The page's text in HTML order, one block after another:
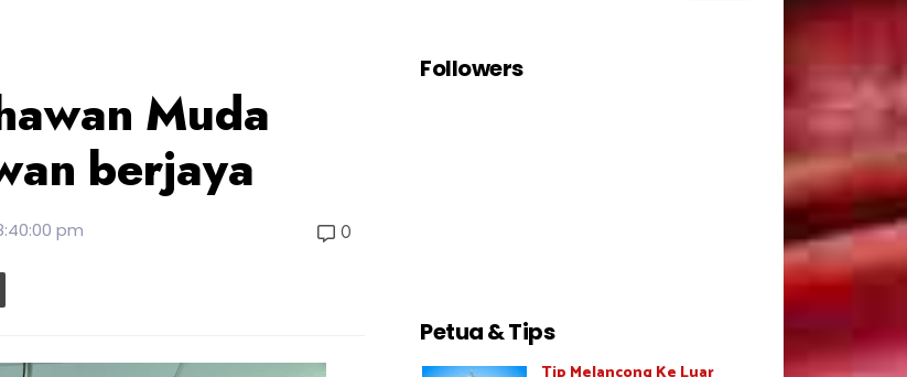
Muda
berjaya
pm 0
Followers
Petua & Tips